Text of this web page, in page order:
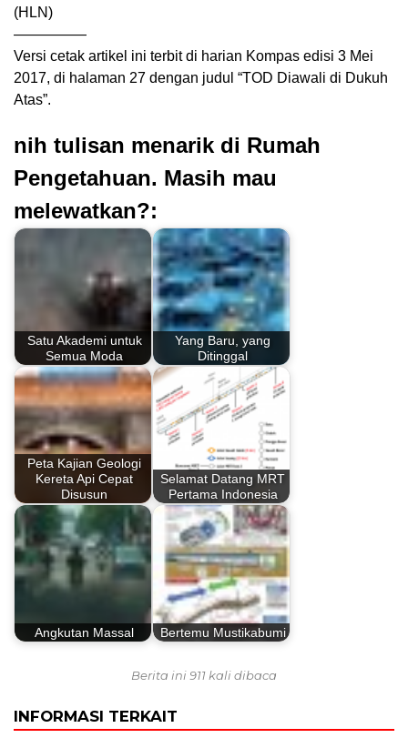
(HLN)
—————
Versi cetak artikel ini terbit di harian Kompas edisi 3 Mei
2017, di halaman 27 dengan judul “TOD Diawali di Dukuh
Atas”.
nih tulisan menarik di Rumah
Pengetahuan. Masih mau
melewatkan?:
Satu Akademi untuk
Semua Moda
Yang Baru, yang
Ditinggal
Peta Kajian Geologi
Kereta Api Cepat
Disusun
Selamat Datang MRT
Pertama Indonesia
Angkutan Massal Bertemu Mustikabumi
Berita ini 911 kali dibaca
INFORMASI TERKAIT